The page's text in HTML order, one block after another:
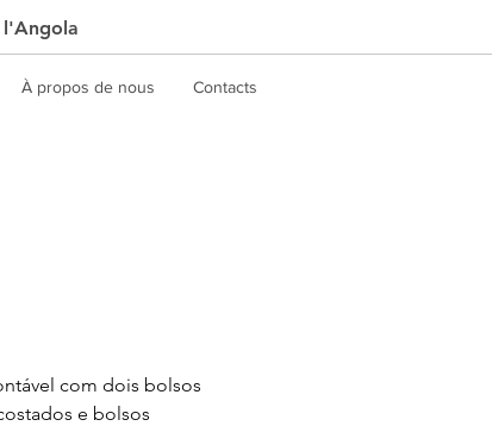
l'Angola
À propos de nous Contacts
com dois bolsos
e bolsos